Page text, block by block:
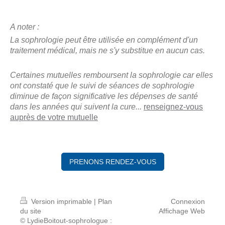
A noter :
La sophrologie peut être utilisée en complément d'un
traitement médical, mais ne s'y substitue en aucun cas.
Certaines mutuelles remboursent la sophrologie car elles
ont constaté que le suivi de séances de sophrologie
diminue de façon significative les dépenses de santé
dans les années qui suivent la cure... renseignez-vous
auprès de votre mutuelle
PRENONS RENDEZ-VOUS
Version imprimable | Plan
du site
© LydieBoitout-sophrologue :
Connexion
Affichage Web